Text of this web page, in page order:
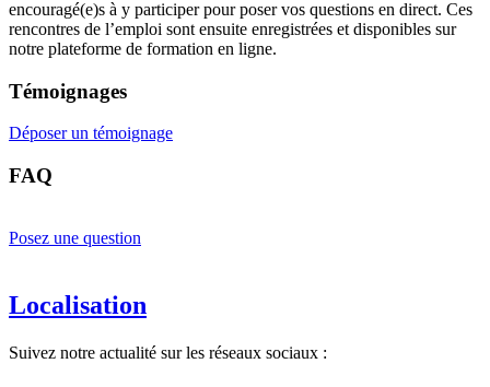
encouragé(e)s à y participer pour poser vos questions en direct. Ces
rencontres de l’emploi sont ensuite enregistrées et disponibles sur
notre plateforme de formation en ligne.
Témoignages
Déposer un témoignage
FAQ
Posez une question
Localisation
Suivez notre actualité sur les réseaux sociaux :